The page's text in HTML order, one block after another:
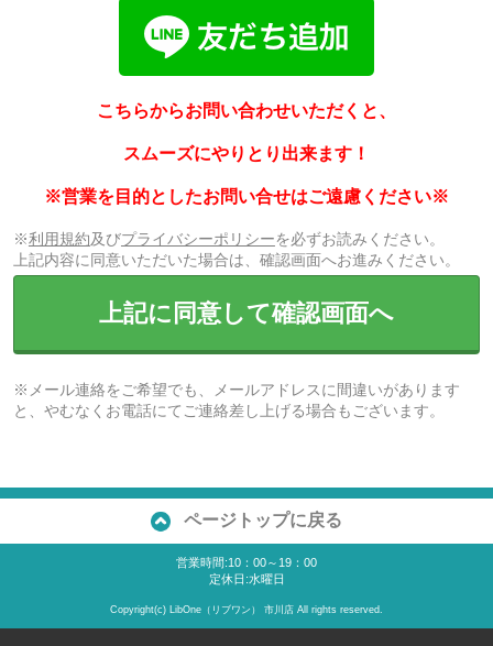
こちらからお問い合わせいただくと、
スムーズにやりとり出来ます！
※営業を目的としたお問い合せはご遠慮ください※
※利用規約及びプライバシーポリシーを必ずお読みください。
上記内容に同意いただいた場合は、確認画面へお進みください。
上記に同意して確認画面へ
※メール連絡をご希望でも、メールアドレスに間違いがあります
と、やむなくお電話にてご連絡差し上げる場合もございます。
ページトップに戻る
営業時間:10：00～19：00
定休日:水曜日
Copyright(c) LibOne（リブワン） 市川店 All rights reserved.